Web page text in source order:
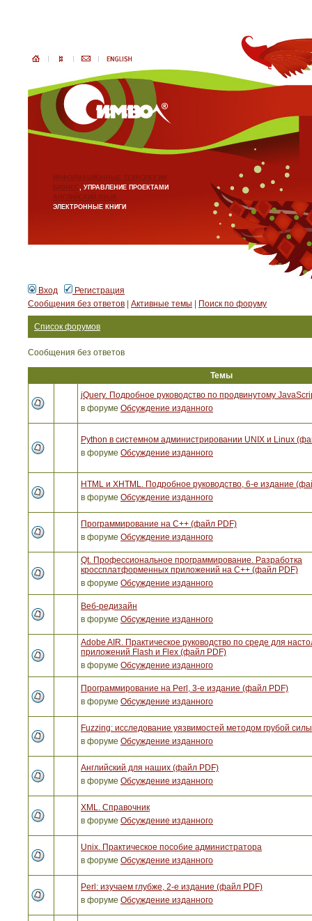
ИНФОРМАЦИОННЫЕ ТЕХНОЛОГИИ
БИЗНЕС, УПРАВЛЕНИЕ ПРОЕКТАМИ
АНГЛИЙСКИЙ ЯЗЫК
ЭЛЕКТРОННЫЕ КНИГИ
Вход
Регистрация
Сообщения без ответов
Активные темы Поиск по форуму
Список форумов
Сообщения без ответов
Темы
jQuery. Подробное руководство по продвинутому
в форуме Обсуждение изданного
Python в системном администрировании UNIX и Linux
в форуме Обсуждение изданного
HTML и XHTML. Подробное руководство, 6-е издание
в форуме Обсуждение изданного
Программирование на C++ (файл PDF)
в форуме Обсуждение изданного
Qt. Профессиональное программирование. Разработка
кроссплатформенных приложений на С++ (файл PDF)
в форуме Обсуждение изданного
Веб-редизайн
в форуме Обсуждение изданного
Adobe AIR. Практическое руководство по среде для
приложений Flash и Flex (файл PDF)
в форуме Обсуждение изданного
Программирование на Perl, 3-е издание (файл PDF)
в форуме Обсуждение изданного
Fuzzing: исследование уязвимостей методом грубой
в форуме Обсуждение изданного
Английский для наших (файл PDF)
в форуме Обсуждение изданного
XML. Справочник
в форуме Обсуждение изданного
Unix. Практическое пособие администратора
в форуме Обсуждение изданного
Perl: изучаем глубже, 2-е издание (файл PDF)
в форуме Обсуждение изданного